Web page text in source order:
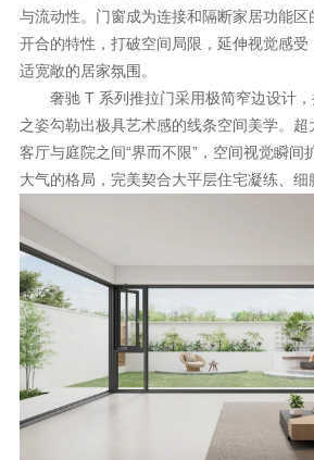
与流动性。门窗成为连接和隔断家居功能
开合的特性，打破空间局限，延伸视觉感受
适宽敞的居家氛围。
奢驰 T 系列推拉门采用极简窄边设计，
之姿勾勒出极具艺术感的线条空间美学。
客厅与庭院之间“界而不限”，空间视觉瞬间
大气的格局，完美契合大平层住宅凝练、细